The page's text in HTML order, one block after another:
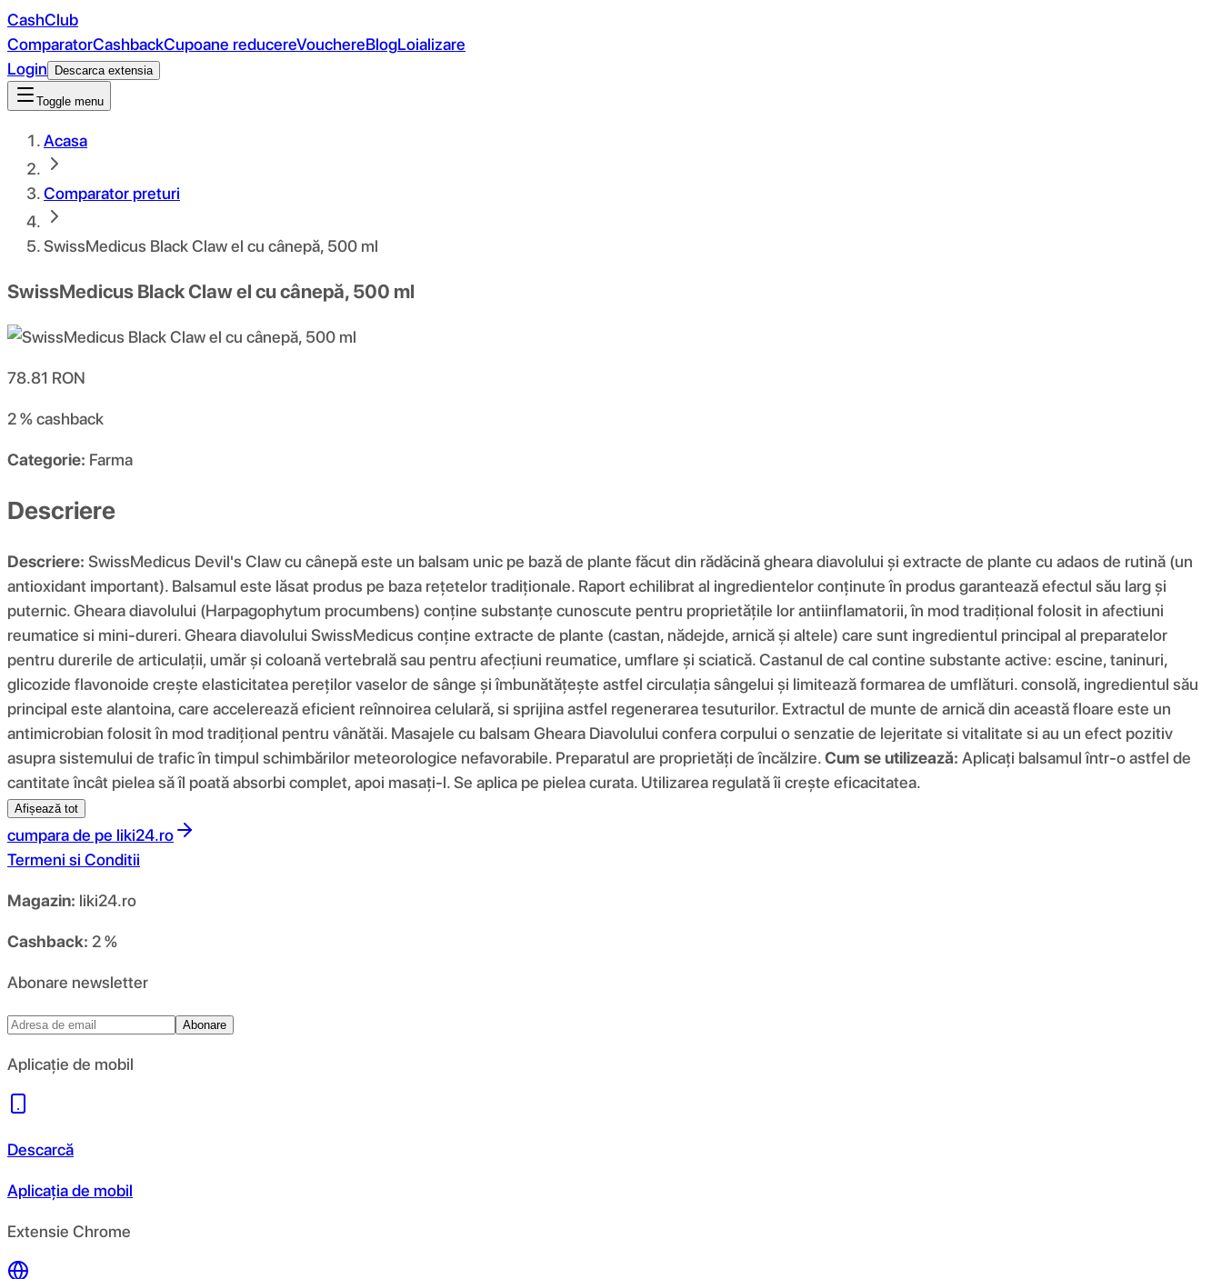
CashClub
ComparatorCashbackCupoane reducereVouchereBlogLoializare
Login
Descarca extensia
Toggle menu
Acasa
Comparator preturi
SwissMedicus Black Claw el cu cânepă, 500 ml
SwissMedicus Black Claw el cu cânepă, 500 ml
78.81 RON
2 %cashback
Categorie: Farma
Descriere
Descriere: SwissMedicus Devil's Claw cu cânepă este un balsam unic pe bază de plante făcut din rădăcină gheara diavolului și extracte de plante cu adaos de rutină (un
antioxidant important). Balsamul este lăsat produs pe baza rețetelor tradiționale. Raport echilibrat al ingredientelor conținute în produs garantează efectul său larg și
puternic. Gheara diavolului (Harpagophytum procumbens) conține substanțe cunoscute pentru proprietățile lor antiinflamatorii, în mod tradițional folosit in afectiuni
reumatice si mini-dureri. Gheara diavolului SwissMedicus conține extracte de plante (castan, nădejde, arnică și altele) care sunt ingredientul principal al preparatelor
pentru durerile de articulații, umăr și coloană vertebrală sau pentru afecțiuni reumatice, umflare și sciatică. Castanul de cal contine substante active: escine, taninuri,
glicozide flavonoide crește elasticitatea pereților vaselor de sânge și îmbunătățește astfel circulația sângelui și limitează formarea de umflături. consolă, ingredientul său
principal este alantoina, care accelerează eficient reînnoirea celulară, si sprijina astfel regenerarea tesuturilor. Extractul de munte de arnică din această floare este un
antimicrobian folosit în mod tradițional pentru vânătăi. Masajele cu balsam Gheara Diavolului confera corpului o senzatie de lejeritate si vitalitate si au un efect pozitiv
asupra sistemului de trafic în timpul schimbărilor meteorologice nefavorabile. Preparatul are proprietăți de încălzire.Cum se utilizează: Aplicați balsamul într-o astfel de
cantitate încât pielea să îl poată absorbi complet, apoi masați-l. Se aplica pe pielea curata. Utilizarea regulată îi crește eficacitatea.
Afișează tot
cumpara de pe liki24.ro
Termeni si Conditii
Magazin: liki24.ro
Cashback: 2 %
Abonare newsletter
Abonare
Aplicație de mobil
Descarcă
Aplicația de mobil
Extensie Chrome